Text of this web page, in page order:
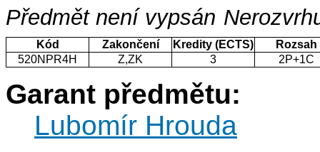
Předmět není vypsán
Kód Zakončení Kredity (ECTS)
Rozsah
520NPR4H
Z,ZK 3 2P+1C
Garant předmětu:
Lubomír Hrouda